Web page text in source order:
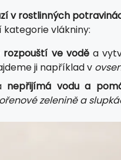
v rostlinných
vlákniny:
rozpouští ve voděa
ji například v
nepřijímá vodu a
zelenině a